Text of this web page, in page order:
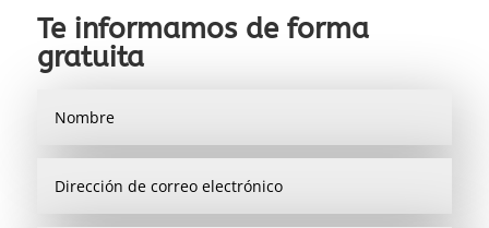
Te informamos de forma
gratuita